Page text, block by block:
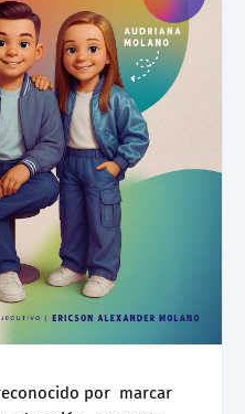
por marcar